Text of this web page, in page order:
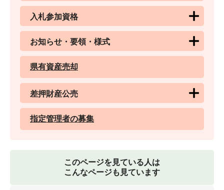
入札参加資格
お知らせ・要領・様式
県有資産売却
差押財産公売
指定管理者の募集
このページを見ている人は
こんなページも見ています